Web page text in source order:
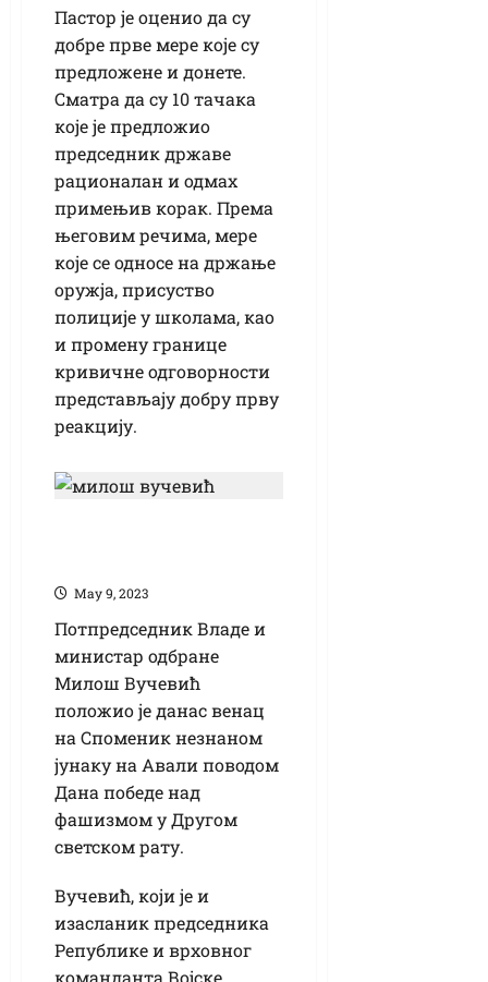
Пастор је оценио да су
добре прве мере које су
предложене и донете.
Сматра да су 10 тачака
које је предложио
председник државе
рационалан и одмах
примењив корак. Према
његовим речима, мере
које се односе на држање
оружја, присуство
полиције у школама, као
и промену границе
кривичне одговорности
представљају добру прву
реакцију.
Маy 9, 2023
Потпредседник Владе и
министар одбране
Милош Вучевић
положио је данас венац
на Споменик незнаном
јунаку на Авали поводом
Дана победе над
фашизмом у Другом
светском рату.
Вучевић, који је и
изасланик председника
Републике и врховног
команданта Војске